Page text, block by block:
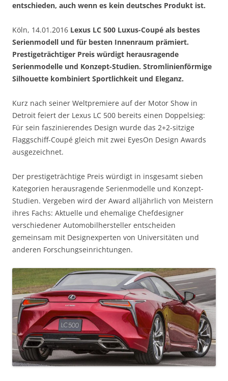
entschieden, auch wenn es kein deutsches Produkt ist.
Köln, 14.01.2016 Lexus LC 500 Luxus-Coupé als bestes
Serienmodell und für besten Innenraum prämiert.
Prestigeträchtiger Preis würdigt herausragende
Serienmodelle und Konzept-Studien. Stromlinienförmige
Silhouette kombiniert Sportlichkeit und Eleganz.
Kurz nach seiner Weltpremiere auf der Motor Show in
Detroit feiert der Lexus LC 500 bereits einen Doppelsieg:
Für sein faszinierendes Design wurde das 2+2-sitzige
Flaggschiff-Coupé gleich mit zwei EyesOn Design Awards
ausgezeichnet.
Der prestigeträchtige Preis würdigt in insgesamt sieben
Kategorien herausragende Serienmodelle und Konzept-
Studien. Vergeben wird der Award alljährlich von Meistern
ihres Fachs: Aktuelle und ehemalige Chefdesigner
verschiedener Automobilhersteller entscheiden
gemeinsam mit Designexperten von Universitäten und
anderen Forschungseinrichtungen.